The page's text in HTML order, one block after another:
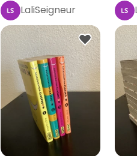
LaliSeigneur